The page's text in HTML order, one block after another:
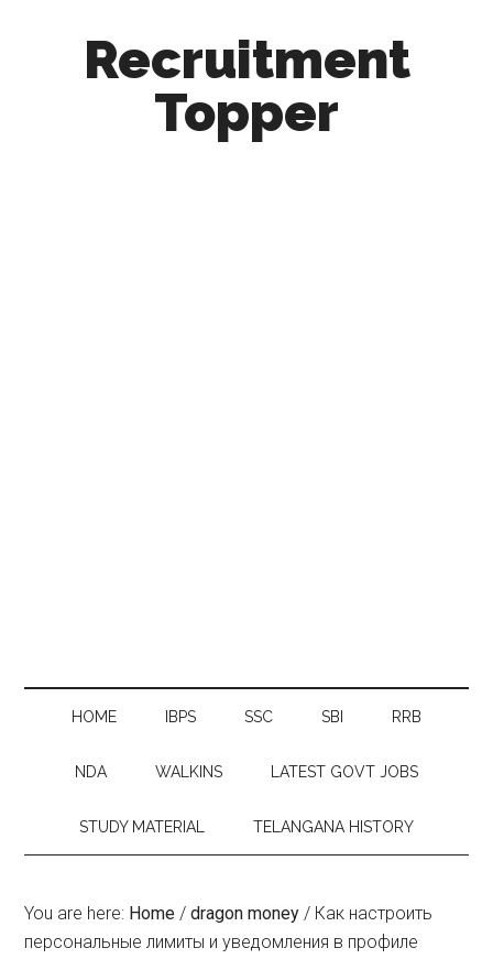
Recruitment
Topper
HOME IBPS SSC SBI RRB
NDA WALKINS LATEST GOVT JOBS
STUDY MATERIAL TELANGANA HISTORY
You are here: Home / dragon money / Как настроить
персональные лимиты и уведомления в профиле